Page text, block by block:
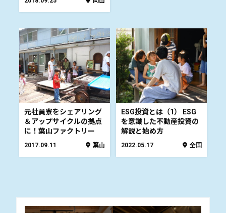
元社員寮をシェアリング
＆アップサイクルの拠点
に！葉山ファクトリー
2017.09.11 葉山
ESG投資とは（1） ESG
を意識した不動産投資の
解説と始め方
2022.05.17 全国